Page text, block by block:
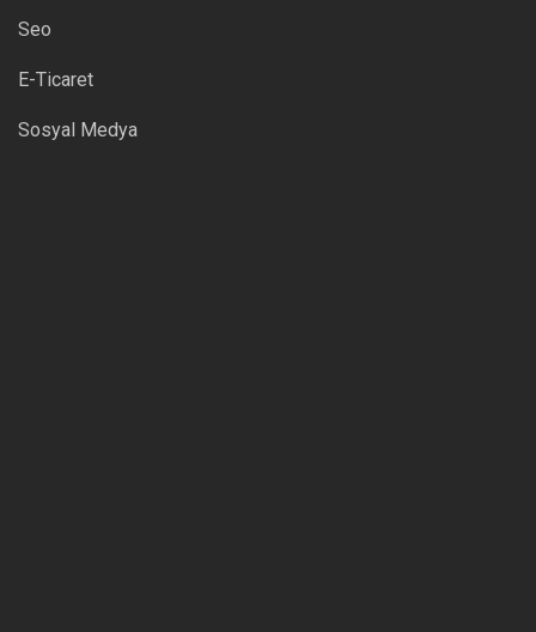
Seo
E-Ticaret
Sosyal Medya